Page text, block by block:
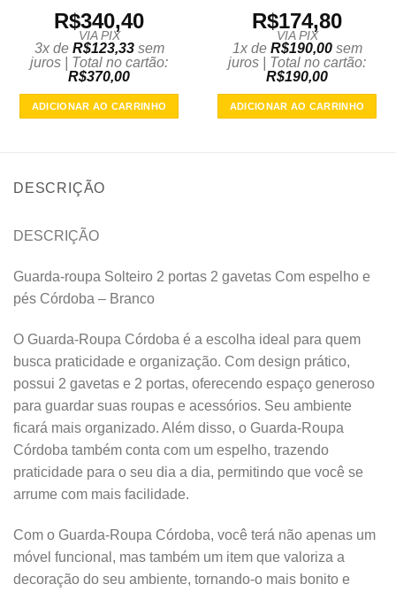
R$340,40
VIA PIX
3x de R$123,33sem
juros | Total no cartão:
R$370,00
ADICIONAR AO CARRINHO
R$174,80
VIA PIX
1x de R$190,00sem
juros | Total no cartão:
R$190,00
ADICIONAR AO CARRINHO
DESCRIÇÃO
DESCRIÇÃO
Guarda-roupa Solteiro 2 portas 2 gavetas Com espelho e
pés Córdoba – Branco
O Guarda-Roupa Córdoba é a escolha ideal para quem
busca praticidade e organização. Com design prático,
possui 2 gavetas e 2 portas, oferecendo espaço generoso
para guardar suas roupas e acessórios. Seu ambiente
ficará mais organizado. Além disso, o Guarda-Roupa
Córdoba também conta com um espelho, trazendo
praticidade para o seu dia a dia, permitindo que você se
arrume com mais facilidade.
Com o Guarda-Roupa Córdoba, você terá não apenas um
móvel funcional, mas também um item que valoriza a
decoração do seu ambiente, tornando-o mais bonito e